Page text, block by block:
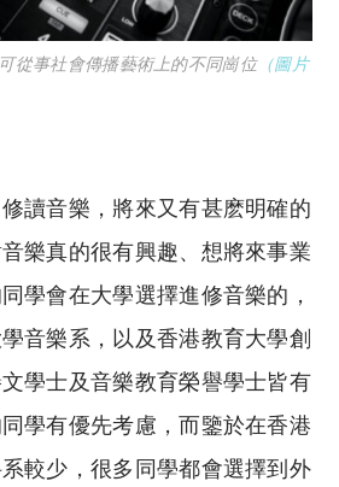
從事社會傳播藝術上的不同崗位（圖片
讀音樂，將來又有甚麽明確的
樂真的很有興趣、想將來事業
學會在大學選擇進修音樂的，
音樂系，以及香港教育大學創
學士及音樂教育榮譽學士皆有
學有優先考慮，而鑒於在香港
較少，很多同學都會選擇到外